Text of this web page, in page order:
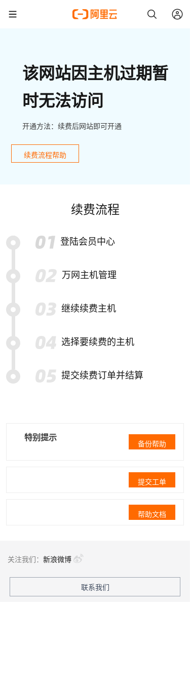
该网站因主机过期暂
时无法访问
开通方法：续费后网站即可开通
续费流程帮助
续费流程
登陆会员中心
万网主机管理
继续续费主机
选择要续费的主机
提交续费订单并结算
特别提示
备份帮助
提交工单
帮助文档